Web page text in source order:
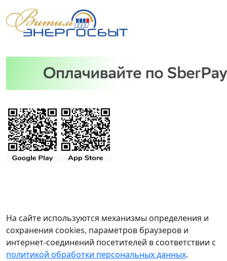
На сайте используются механизмы определения и
сохранения cookies, параметров браузеров и
интернет-соединений посетителей в соответствии с
политикой обработки персональных данных.